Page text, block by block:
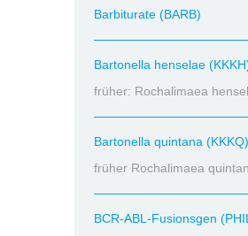
Barbiturate (BARB)
Bartonella henselae
früher: Rochalimaea
Bartonella quintana (KKKQ)
früher Rochalimaea
BCR-ABL-Fusionsgen